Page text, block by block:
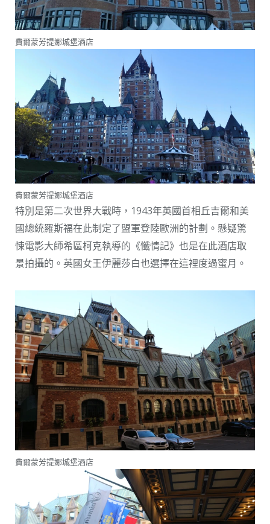
費爾蒙芳提娜城堡酒店
費爾蒙芳提娜城堡酒店
特別是第二次世界大戰時，1943年英國首相丘吉爾和美
國總統羅斯福在此制定了盟軍登陸歐洲的計劃。懸疑驚
悚電影大師希區柯克執導的《懺情記》也是在此酒店取
景拍攝的。英國女王伊麗莎白也選擇在這裡度過蜜月。
費爾蒙芳提娜城堡酒店